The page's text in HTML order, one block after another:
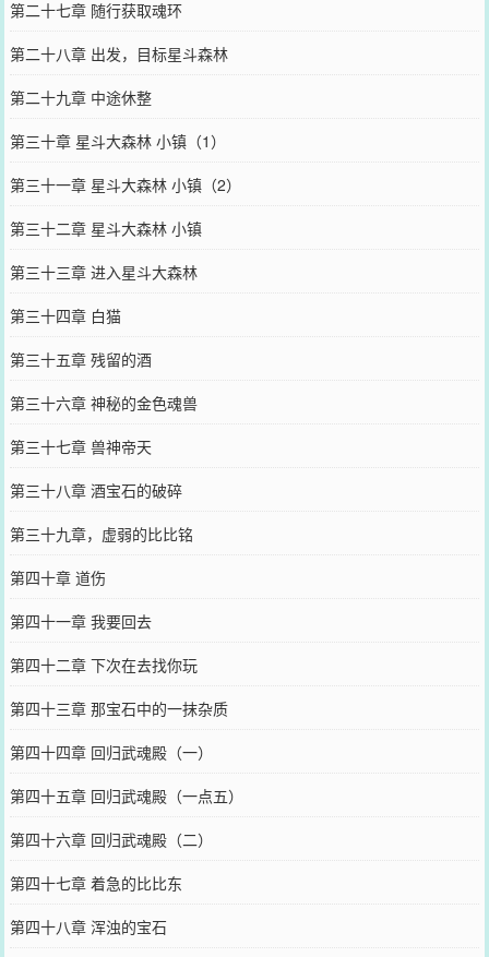
第二十七章 随行获取魂环
第二十八章 出发，目标星斗森林
第二十九章 中途休整
第三十章 星斗大森林 小镇（1）
第三十一章 星斗大森林 小镇（2）
第三十二章 星斗大森林 小镇
第三十三章 进入星斗大森林
第三十四章 白猫
第三十五章 残留的酒
第三十六章 神秘的金色魂兽
第三十七章 兽神帝天
第三十八章 酒宝石的破碎
第三十九章，虚弱的比比铭
第四十章 道伤
第四十一章 我要回去
第四十二章 下次在去找你玩
第四十三章 那宝石中的一抹杂质
第四十四章 回归武魂殿（一）
第四十五章 回归武魂殿（一点五）
第四十六章 回归武魂殿（二）
第四十七章 着急的比比东
第四十八章 浑浊的宝石